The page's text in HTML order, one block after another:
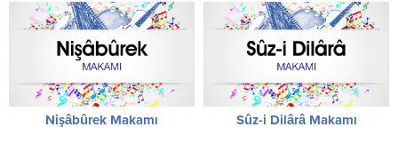
Nişâbûrek Makamı Sûz-i Dilârâ Makamı